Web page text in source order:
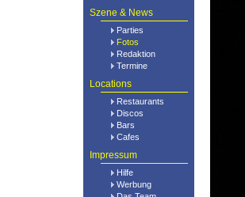
Szene & News
Parties
Fotos
Redaktion
Termine
Locations
Restaurants
Discos
Bars
Cafes
Impressum
Hilfe
Werbung